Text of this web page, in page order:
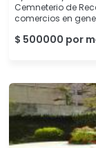
Cemneterio de
comercios en
$ 500000 por